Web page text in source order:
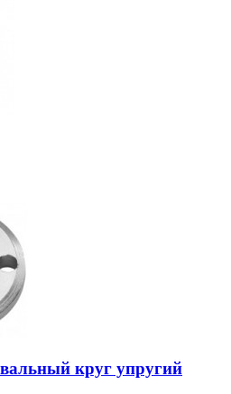
круг упругий